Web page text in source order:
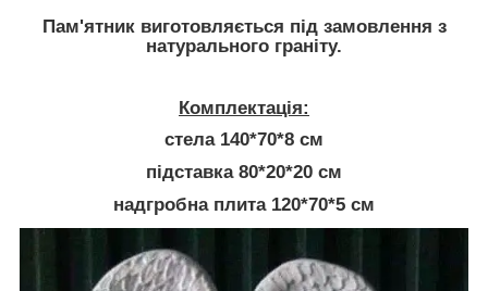
Пам'ятник виготовляється під замовлення з
натурального граніту.
Комплектація:
стела 140*70*8 см
підставка 80*20*20 см
надгробна плита 120*70*5 см